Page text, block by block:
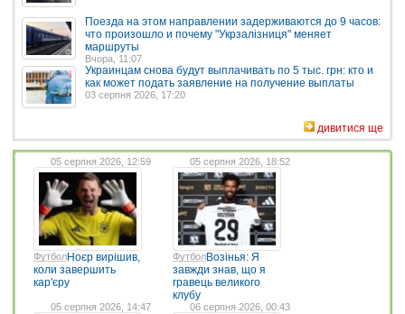
Поезда на этом направлении задерживаются до 9 часов:
что произошло и почему "Укрзалізниця" меняет
маршруты
Вчора, 11:07
Украинцам снова будут выплачивать по 5 тыс. грн: кто и
как может подать заявление на получение выплаты
03 серпня 2026, 17:20
дивитися ще
05 серпня 2026, 12:59
ФутболНоєр вирішив,
коли завершить
кар'єру
05 серпня 2026, 18:52
ФутболВозінья: Я
завжди знав, що я
гравець великого
клубу
05 серпня 2026, 14:47 06 серпня 2026, 00:43